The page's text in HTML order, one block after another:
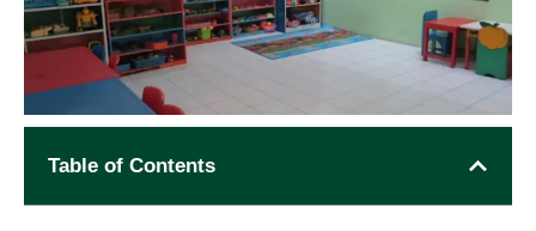
Table of Contents